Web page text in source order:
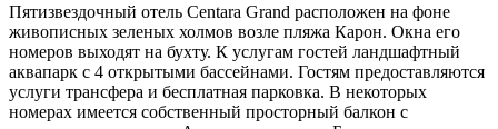
Пятизвездочный отель Centara Grand расположен на фоне
живописных зеленых холмов возле пляжа Карон. Окна его
номеров выходят на бухту. К услугам гостей ландшафтный
аквапарк с 4 открытыми бассейнами. Гостям предоставляются
услуги трансфера и бесплатная парковка. В некоторых
номерах имеется собственный просторный балкон с